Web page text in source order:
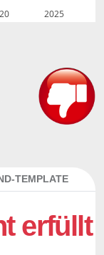
2025
TEMPLATE
erfüllt